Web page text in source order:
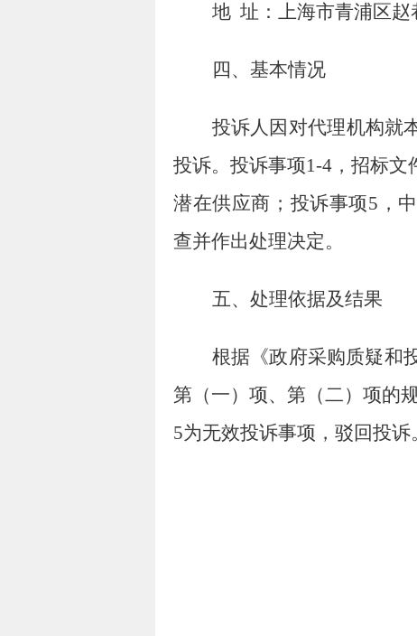
地 址：上海市青浦区赵
四、基本情况
投诉人因对代理机构就
投诉。投诉事项1-4 ，招标
潜在供应商；投诉事项5 ，
查并作出处理决定。
五、处理依据及结果
根据《政府采购质疑和
第（一）项、第（二）项的
5为无效投诉事项， 驳回投诉